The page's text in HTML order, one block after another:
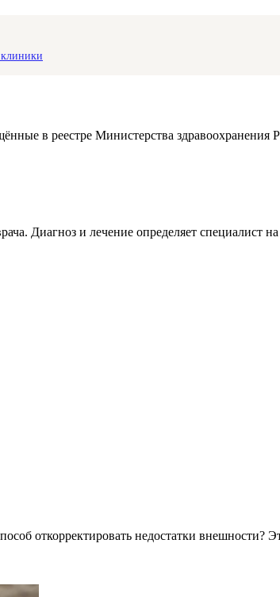
в реестре Министерства здравоохранения
Диагноз и лечение определяет специалист
откорректировать недостатки